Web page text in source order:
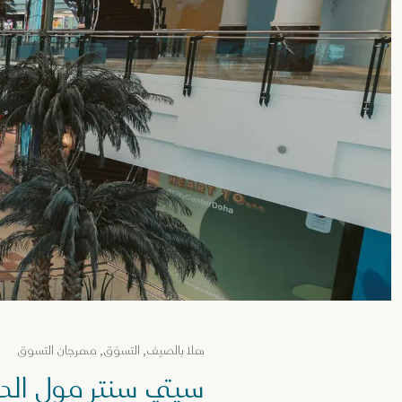
هلا بالصيف, التسوّق, مهرجان التسوق
سيتي سنتر مول